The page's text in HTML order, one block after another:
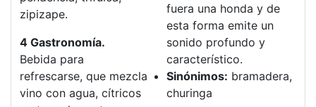
zipizape.
4 Gastronomía.
Bebida para
refrescarse, que mezcla
vino con agua, cítricos
fuera una honda y de
esta forma emite un
sonido profundo y
característico.
Sinónimos: bramadera,
churinga